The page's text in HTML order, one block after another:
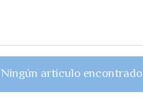
Ningún artículo encontrado